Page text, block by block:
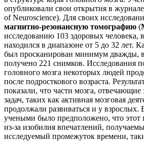
опубликовали свои открытия в
of Neuroscience). Для своих
магнитно-резонансную томографию (
исследованию 103 здоровых человека,
находился в диапазоне от 5 до 32 лет.
был просканирован минимум дважды, в
получено 221 снимков. Исследования
головного мозга некоторых людей
после подросткового возраста.
показали, что части мозга,
задач, таких как активная мозговая
продолжали развиваться и у взрослых.
учеными было предположено, что этот
из-за изобилия впечатлений,
исследуемый промежуток времени,